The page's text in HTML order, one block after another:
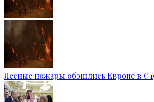
Лесные пожары обошлись Европе в €